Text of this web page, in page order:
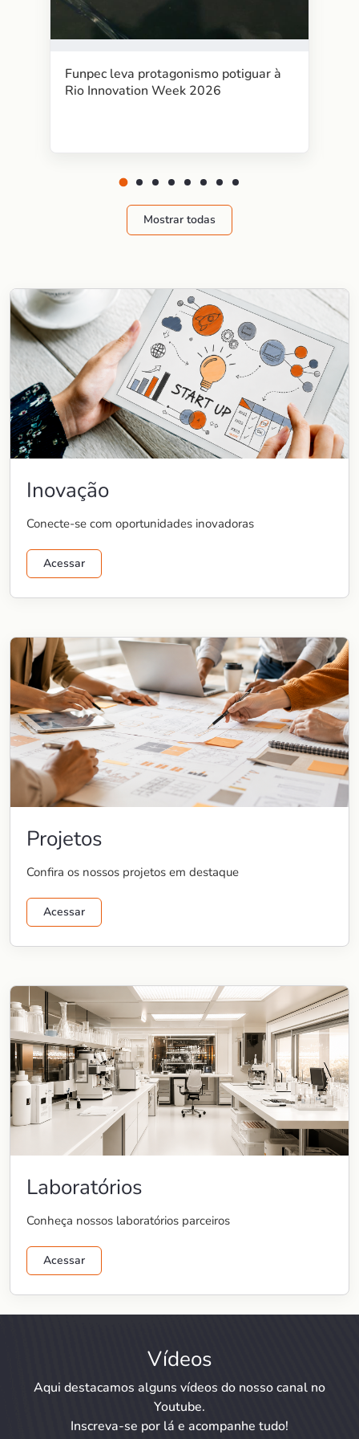
Funpec leva protagonismo potiguar à
Rio Innovation Week 2026
Mostrar todas
Inovação
Conecte-se com oportunidades inovadoras
Acessar
Projetos
Confira os nossos projetos em destaque
Acessar
Laboratórios
Conheça nossos laboratórios parceiros
Acessar
Vídeos
Aqui destacamos alguns vídeos do nosso canal no
Youtube.
Inscreva-se por lá e acompanhe tudo!